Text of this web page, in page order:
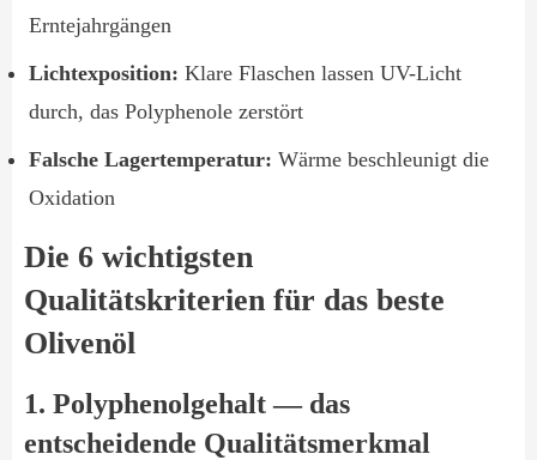
Erntejahrgängen
Lichtexposition: Klare Flaschen lassen UV-Licht
durch, das Polyphenole zerstört
Falsche Lagertemperatur: Wärme beschleunigt die
Oxidation
Die 6 wichtigsten
Qualitätskriterien für das beste
Olivenöl
1. Polyphenolgehalt — das
entscheidende Qualitätsmerkmal